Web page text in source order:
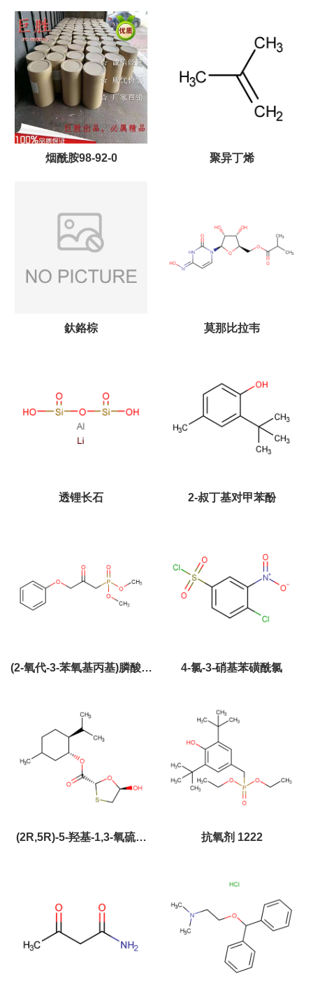
烟酰胺98-92-0 聚异丁烯
釱鉻棕 莫那比拉韦
透锂长石 2-叔丁基对甲苯酚
(2-氧代-3-苯氧基丙基)膦酸二 4-氯-3-硝基苯磺酰氯
(2R,5R)-5-羟基-1,3-氧硫杂 抗氧剂 1222